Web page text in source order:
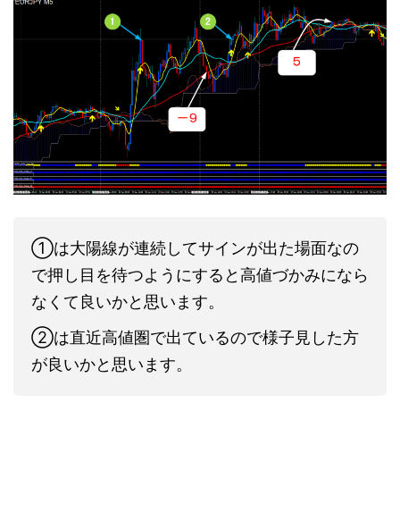
①は大陽線が連続してサインが出た場面なの
で押し目を待つようにすると高値づかみになら
なくて良いかと思います。
②は直近高値圏で出ているので様子見した方
が良いかと思います。